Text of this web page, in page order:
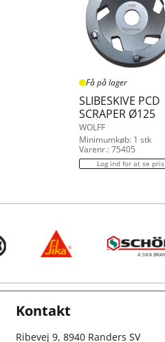
Få på lager
SLIBESKIVE PCD
SCRAPER Ø125
WOLFF
Minimumkøb: 1 stk
Varenr.: 75405
Log ind for at se pris
Kontakt
Ribevej 9, 8940 Randers SV